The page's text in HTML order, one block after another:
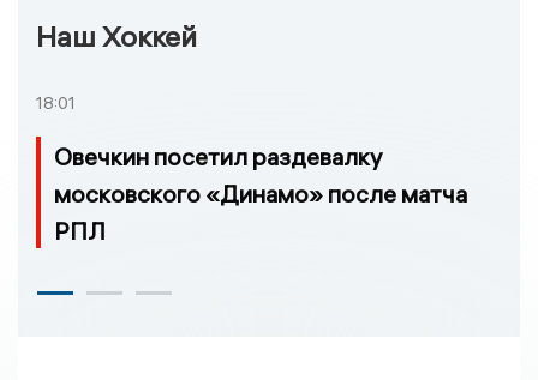
Наш Хоккей
18:01
Овечкин посетил раздевалку
московского «Динамо» после матча
РПЛ